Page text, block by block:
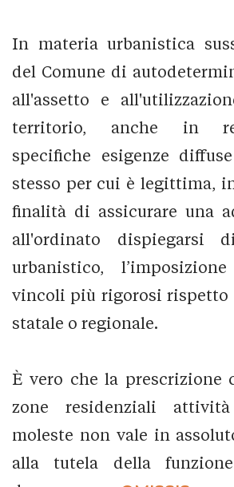
In materia urbanistica
del Comune di
all'assetto e
territorio, anche in
specifiche esigenze
stesso per cui è legittima,
finalità di assicurare una
all'ordinato dispiegarsi
urbanistico,
vincoli più rigorosi rispetto
statale o regionale.
È vero che la prescrizione
zone residenziali
moleste non vale in
alla tutela della funzione